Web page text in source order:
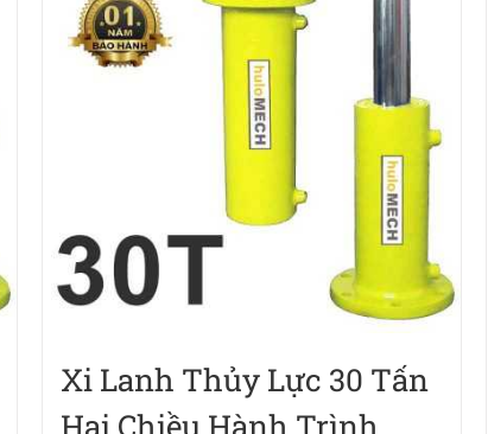
Xi Lanh Thủy Lực 30 Tấn
Hai Chiều Hành Trình